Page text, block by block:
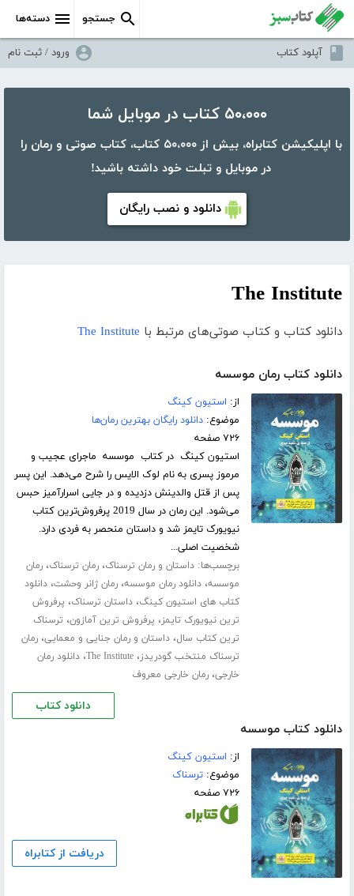
دسته‌ها جستجو
آپلود کتاب ورود / ثبت نام
۵۰،۰۰۰ کتاب در موبایل شما
با اپلیکیشن کتابراه، بیش از ۵۰،۰۰۰ کتاب، کتاب صوتی و رمان را
در موبایل و تبلت خود داشته باشید!
دانلود و نصب رایگان
The Institute
دانلود کتاب و کتاب صوتی‌های مرتبط با The Institute
دانلود کتاب رمان موسسه
از: استیون کینگ
موضوع:دانلود رایگان بهترین رمان‌ها
۷۲۶ صفحه
استیون کینگ در کتاب موسسه ماجرای عجیب و
مرموز پسری به نام لوک الایس را شرح می‌دهد. این پسر
پس از قتل والدینش دزدیده و در جایی اسرارآمیز حبس
می‌شود. این رمان در سال 2019 پرفروش‌ترین کتاب
نیویورک تایمز شد و داستان منحصر به فردی دارد.
شخصیت اصلی...
برچسب‌ها:داستان و رمان ترسناک،رمان ترسناک،رمان
موسسه،دانلود رمان موسسه،رمان ژانر وحشت،دانلود
کتاب های استیون کینگ،داستان ترسناک، پرفروش
ترین نیویورک تایمز، پرفروش ترین آمازون، ترسناک
ترین کتاب سال،داستان و رمان جنایی و معمایی،رمان
ترسناک منتخب گودریدز،The Institute،دانلود رمان
خارجی،رمان خارجی معروف
دانلود کتاب
دانلود کتاب موسسه
از: استیون کینگ
موضوع:ترسناک
۷۲۶ صفحه
دریافت از کتابراه